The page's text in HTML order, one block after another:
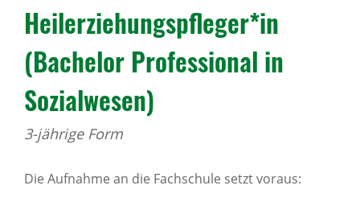
Heilerziehungspfleger*in
(Bachelor Professional in
Sozialwesen)
3-jährige Form
Die Aufnahme an die Fachschule setzt voraus: